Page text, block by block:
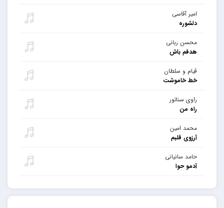
امیر آقاسی
دلشوره
محسن ربانی
هدفم باش
قیام و سلطان
خط خاموشت
راوی سناتور
راه من
محمد امین
آرزوی قلبم
حامد سانیانی
آدمو حوا